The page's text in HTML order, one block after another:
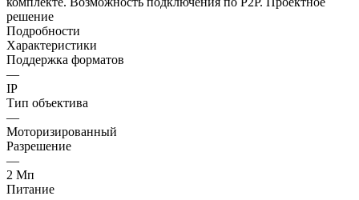
решение
Подробности
Характеристики
Поддержка форматов
—
IP
Тип объектива
—
Моторизированный
Разрешение
—
2 Mп
Питание